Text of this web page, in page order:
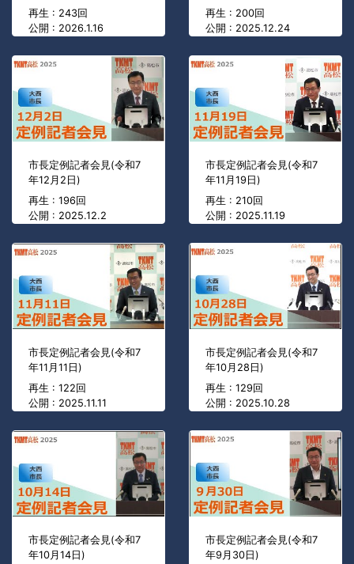
再生 : 243回
公開 : 2026.1.16
再生 : 200回
公開 : 2025.12.24
市長定例記者会見(令和7
年12月2日)
再生 : 196回
公開 : 2025.12.2
市長定例記者会見(令和7
年11月19日)
再生 : 210回
公開 : 2025.11.19
市長定例記者会見(令和7
年11月11日)
再生 : 122回
公開 : 2025.11.11
市長定例記者会見(令和7
年10月28日)
再生 : 129回
公開 : 2025.10.28
市長定例記者会見(令和7
年10月14日)
市長定例記者会見(令和7
年9月30日)